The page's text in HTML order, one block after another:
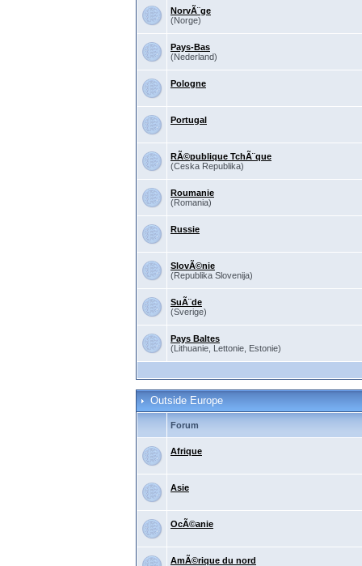
NorvÃ¨ge
(Norge)
Pays-Bas
(Nederland)
Pologne
Portugal
RÃ©publique TchÃ¨que
(Ceska Republika)
Roumanie
(Romania)
Russie
SlovÃ©nie
(Republika Slovenija)
SuÃ¨de
(Sverige)
Pays Baltes
(Lithuanie, Lettonie, Estonie)
Outside Europe
Forum
Afrique
Asie
OcÃ©anie
AmÃ©rique du nord